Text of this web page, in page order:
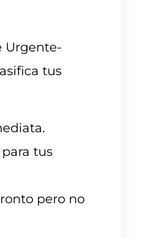
Urgente-
tus
tus
pero no